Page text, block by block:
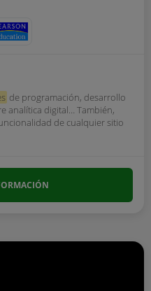
de programación, desarrollo
analítica digital… También,
de cualquier sitio